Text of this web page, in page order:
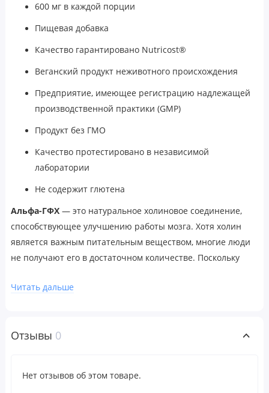
600 мг в каждой порции
Пищевая добавка
Качество гарантировано Nutricost®
Веганский продукт неживотного происхождения
Предприятие, имеющее регистрацию надлежащей
производственной практики (GMP)
Продукт без ГМО
Качество протестировано в независимой
лаборатории
Не содержит глютена
Альфа-ГФХ — это натуральное холиновое соединение,
способствующее улучшению работы мозга. Хотя холин
является важным питательным веществом, многие люди
не получают его в достаточном количестве. Поскольку
холина может повлиять на работу печени, развитие мозга,
день, запивая 240–300 мл (8–12 унциями) воды или в
Читать дальше
Отзывы 0
Нет отзывов об этом товаре.